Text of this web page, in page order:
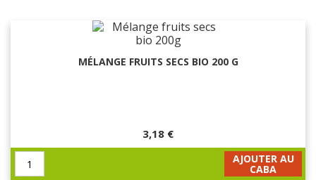
MÉLANGE FRUITS SECS BIO 200 G
3,18 €
AJOUTER AU
CABA